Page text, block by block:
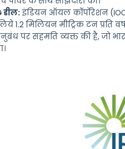
डील:इंडियन ऑयल कॉर्पोरेशन
1.2 मिलियन मीट्रिक टन प्रति
पर सहमति व्यक्त की है, जो